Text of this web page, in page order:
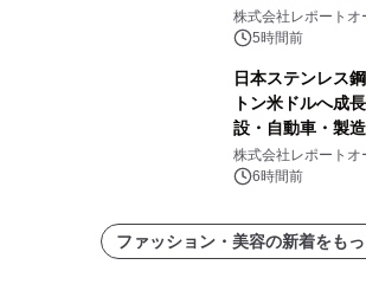
需要拡大
株式会社レポートオ
5時間前
日本ステンレス
トン米ドルへ成
設・自動車・製
を牽引
株式会社レポートオ
6時間前
ファッション・美容の新着をも